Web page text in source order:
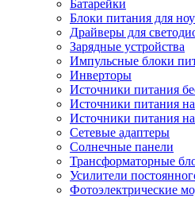
Батарейки
Блоки питания для
Драйверы для
Зарядные устройства
Импульсные блоки
Инверторы
Источники питания
Источники питания
Источники питания
Сетевые адаптеры
Солнечные панели
Трансформаторные
Усилители
Фотоэлектрические